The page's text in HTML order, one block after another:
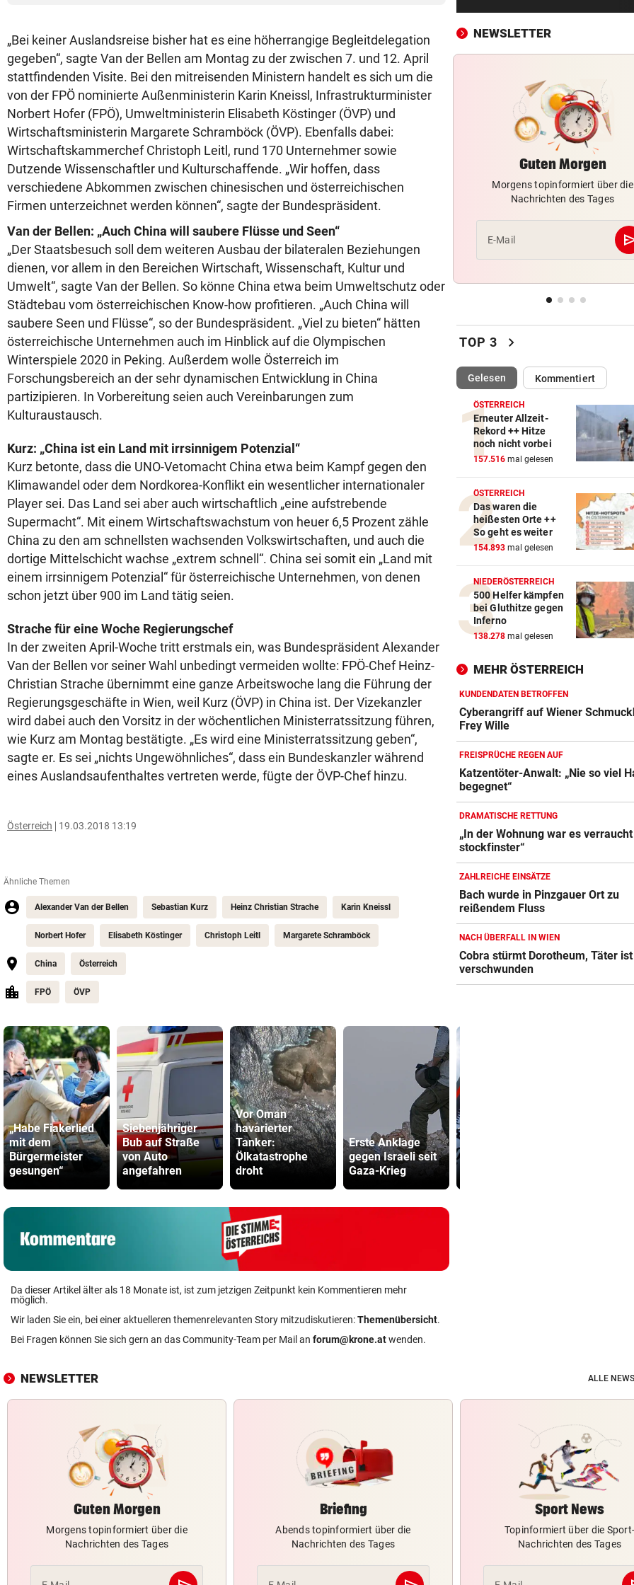
„Bei keiner Auslandsreise bisher hat es eine höherrangige Begleitdelegation
gegeben“, sagte Van der Bellen am Montag zu der zwischen 7. und 12. April
stattfindenden Visite. Bei den mitreisenden Ministern handelt es sich um die
von der FPÖ nominierte Außenministerin Karin Kneissl, Infrastrukturminister
Norbert Hofer (FPÖ), Umweltministerin Elisabeth Köstinger (ÖVP) und
Wirtschaftsministerin Margarete Schramböck (ÖVP). Ebenfalls dabei:
Wirtschaftskammerchef Christoph Leitl, rund 170 Unternehmer sowie
Dutzende Wissenschaftler und Kulturschaffende. „Wir hoffen, dass
verschiedene Abkommen zwischen chinesischen und österreichischen
Firmen unterzeichnet werden können“, sagte der Bundespräsident.
Van der Bellen: „Auch China will saubere Flüsse und Seen“
„Der Staatsbesuch soll dem weiteren Ausbau der bilateralen Beziehungen
dienen, vor allem in den Bereichen Wirtschaft, Wissenschaft, Kultur und
Umwelt“, sagte Van der Bellen. So könne China etwa beim Umweltschutz oder
Städtebau vom österreichischen Know-how profitieren. „Auch China will
saubere Seen und Flüsse“, so der Bundespräsident. „Viel zu bieten“ hätten
österreichische Unternehmen auch im Hinblick auf die Olympischen
Winterspiele 2020 in Peking. Außerdem wolle Österreich im
Forschungsbereich an der sehr dynamischen Entwicklung in China
partizipieren. In Vorbereitung seien auch Vereinbarungen zum
Kulturaustausch.
Kurz: „China ist ein Land mit irrsinnigem Potenzial“
Kurz betonte, dass die UNO-Vetomacht China etwa beim Kampf gegen den
Klimawandel oder dem Nordkorea-Konflikt ein wesentlicher internationaler
Player sei. Das Land sei aber auch wirtschaftlich „eine aufstrebende
Supermacht“. Mit einem Wirtschaftswachstum von heuer 6,5 Prozent zähle
China zu den am schnellsten wachsenden Volkswirtschaften, und auch die
dortige Mittelschicht wachse „extrem schnell“. China sei somit ein „Land mit
einem irrsinnigem Potenzial“ für österreichische Unternehmen, von denen
schon jetzt über 900 im Land tätig seien.
Strache für eine Woche Regierungschef
In der zweiten April-Woche tritt erstmals ein, was Bundespräsident Alexander
Van der Bellen vor seiner Wahl unbedingt vermeiden wollte: FPÖ-Chef Heinz-
Christian Strache übernimmt eine ganze Arbeitswoche lang die Führung der
Regierungsgeschäfte in Wien, weil Kurz (ÖVP) in China ist. Der Vizekanzler
wird dabei auch den Vorsitz in der wöchentlichen Ministerratssitzung führen,
wie Kurz am Montag bestätigte. „Es wird eine Ministerratssitzung geben“,
sagte er. Es sei „nichts Ungewöhnliches“, dass ein Bundeskanzler während
eines Auslandsaufenthaltes vertreten werde, fügte der ÖVP-Chef hinzu.
Österreich 19.03.2018 13:19
Ähnliche Themen
Alexander Van der Bellen Sebastian Kurz Heinz Christian Strache Karin Kneissl
Norbert Hofer Elisabeth Köstinger Christoph Leitl Margarete Schramböck
China Österreich
FPÖ ÖVP
„Habe Fiakerlied
mit dem
Bürgermeister
gesungen“
Siebenjähriger
Bub auf Straße
von Auto
angefahren
Vor Oman
havarierter
Tanker:
Ölkatastrophe
droht
Erste Anklage
gegen Israeli seit
Gaza-Krieg
Da dieser Artikel älter als 18 Monate ist, ist zum jetzigen Zeitpunkt kein Kommentieren mehr
möglich.
Wir laden Sie ein, bei einer aktuelleren themenrelevanten Story mitzudiskutieren:Themenübersicht.
Bei Fragen können Sie sich gern an das Community-Team per Mail an forum@krone.atwenden.
Erste Anklage gegen Israeli
Gaza-Krieg
STIMMEN ZUM SPIEL vor
superhappy nach Hause“
ORKAN, KEIN STROM & CO
Skurrilitäten in der Red Bull
häufen sich
WASSERSPRINGEN vor 4
Knoll bei EM Achter vom
Lotfi auf Rang 12!
vor
Sprintrennen geben
Katzentöter-Anwalt: „Nie so
Hass begegnet“
TRUMP DROHT:
Lange Haftstrafen für
über Waffenengpässe
CONFERENCE LEAGUE vor
Sieg! Austria stößt die Tür
Play-off weit auf
MITTEN IN HITZEWELLE vor
Irre! Salzburg – Pafos wegen
Sintflut unterbrochen
RADSPORT
Reusser vor Ventoux-Etappe
weiter im Gelben Trikot
KEIN ARSENAL-WECHSEL vor
Vinicius Jr. verlängert bei
Madrid bis 2032
UKRAINISCHER ANGRIFF? vor
Vor Oman havarierter Tanker:
Ölkatastrophe droht
„VERSTEHE ICH NICHT“ vor 5
ÖFB-Kicker Wimmer packt
Morddrohungen aus
NEWSLETTER
Guten Morgen
Morgens topinformiert über die
Nachrichten des Tages
E-Mail
TOP 3 chevron_right
Gelesen(ausgewählt)Kommentiert
ÖSTERREICH
Erneuter Allzeit-
Rekord ++ Hitze
noch nicht vorbei
157.516 mal gelesen
ÖSTERREICH
Das waren die
heißesten Orte ++
So geht es weiter
154.893 mal gelesen
NIEDERÖSTERREICH
500 Helfer kämpfen
bei Gluthitze gegen
Inferno
138.278 mal gelesen
MEHR ÖSTERREICH
KUNDENDATEN BETROFFEN
Cyberangriff auf Wiener
Frey Wille
FREISPRÜCHE REGEN AUF
Katzentöter-Anwalt: „Nie so viel
begegnet“
DRAMATISCHE RETTUNG
„In der Wohnung war es
stockfinster“
ZAHLREICHE EINSÄTZE
Bach wurde in Pinzgauer Ort zu
reißendem Fluss
NACH ÜBERFALL IN WIEN
Cobra stürmt Dorotheum, Täter ist
verschwunden
NEWSLETTER ALLE
Guten Morgen
Morgens topinformiert über die
Nachrichten des Tages
Briefing
Abends topinformiert über die
Nachrichten des Tages
Sport News
Topinformiert über die Sport-
Nachrichten des Tages